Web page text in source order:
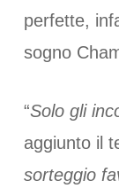
perfette,
sogno
“Solo gli
aggiunto il
sorteggio